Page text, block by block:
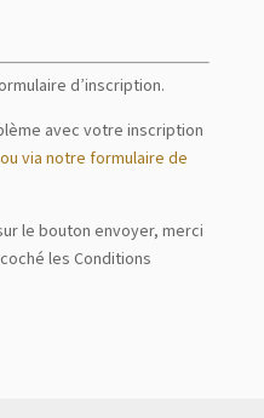
d’inscription.
avec votre inscription
via notre formulaire de
le bouton envoyer, merci
les Conditions